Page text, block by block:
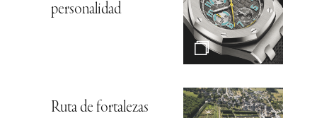
personalidad
Ruta de fortalezas